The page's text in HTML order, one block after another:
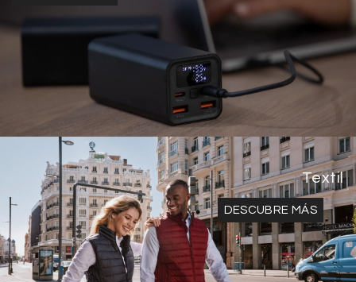
Textil
DESCUBRE MÁS